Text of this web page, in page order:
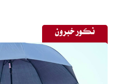
نڪور خبرون